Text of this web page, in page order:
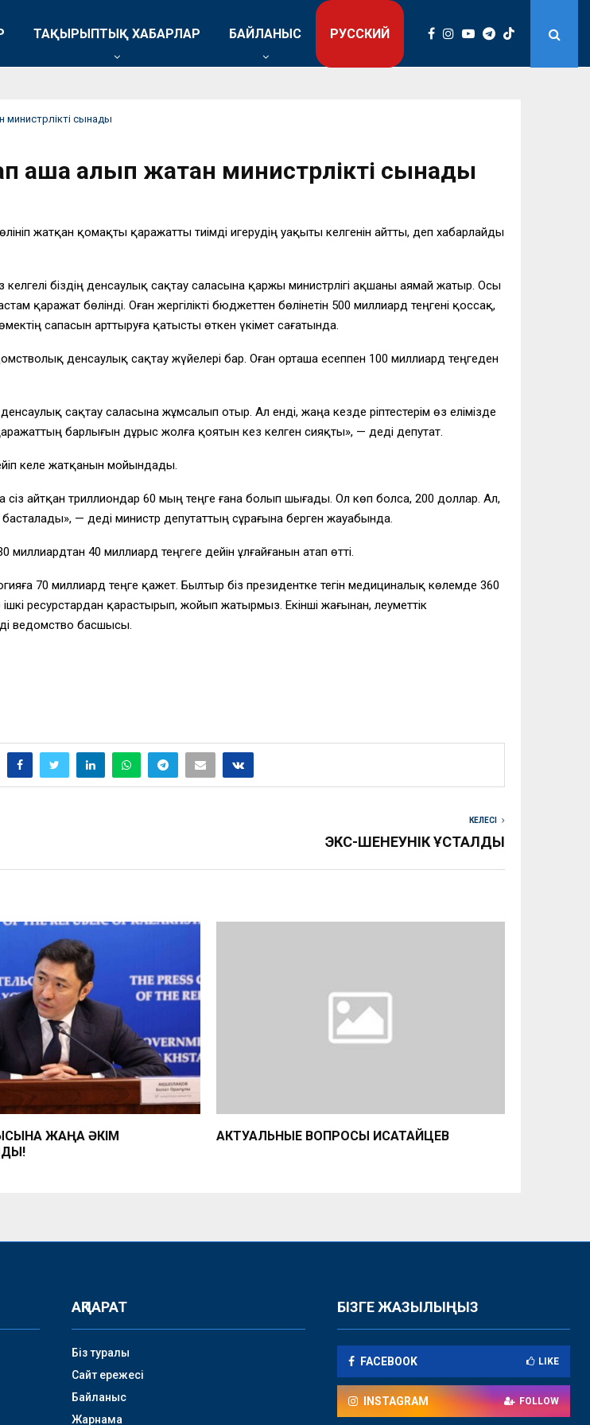
ТАҚЫРЫПТЫҚ ХАБАРЛАР БАЙЛАНЫС РУССКИЙ
министрлікті сынады
ақша алып жатқан министрлікті сынады
жатқан қомақты қаражатты тиімді игерудің уақыты келгенін айтты, деп хабарлайды
біздің денсаулық сақтау саласына қаржы министрлігі ақшаны аямай жатыр. Осы
қаражат бөлінді. Оған жергілікті бюджеттен бөлінетін 500 миллиард теңгені қоссақ,
сапасын арттыруға қатысты өткен үкімет сағатында.
денсаулық сақтау жүйелері бар. Оған орташа есеппен 100 миллиард теңгеден
сақтау саласына жұмсалып отыр. Ал енді, жаңа кезде әріптестерім өз елімізде
барлығын дұрыс жолға қоятын кез келген сияқты», — деді депутат.
келе жатқанын мойындады.
айтқан триллиондар 60 мың теңге ғана болып шығады. Ол көп болса, 200 доллар. Ал,
— деді министр депутаттың сұрағына берген жауабында.
40 миллиард теңгеге дейін ұлғайғанын атап өтті.
70 миллиард теңге қажет. Былтыр біз президентке тегін медициналық көлемде 360
ресурстардан қарастырып, жойып жатырмыз. Екінші жағынан, әлеуметтік
ведомство басшысы.
КЕЛЕСІ
ЭКС-ШЕНЕУНІК ҰСТАЛДЫ
ЖАҢА ӘКІМ
АКТУАЛЬНЫЕ ВОПРОСЫ ИСАТАЙЦЕВ
АҚПАРАТ
Біз туралы
Сайт ережесі
Байланыс
Жарнама
БІЗГЕ ЖАЗЫЛЫҢЫЗ
FACEBOOK LIKE
INSTAGRAM FOLLOW